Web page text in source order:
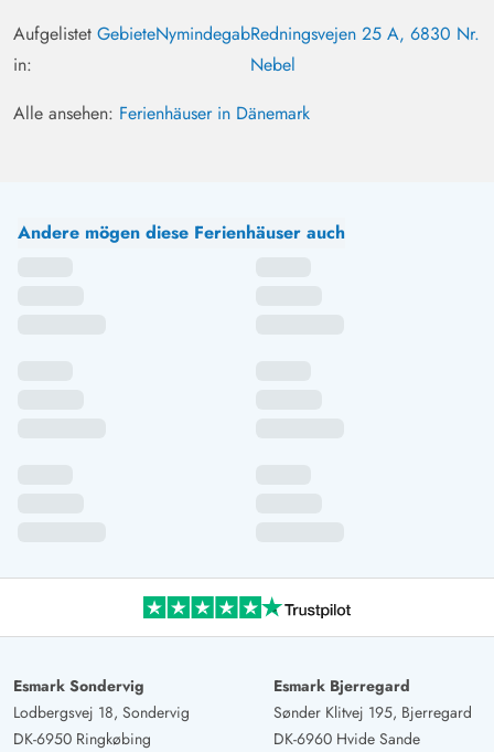
Aufgelistet
in:
GebieteNymindegabRedningsvejen 25 A, 6830 Nr.
Nebel
Alle ansehen: Ferienhäuser in Dänemark
Andere mögen diese Ferienhäuser auch
Esmark Sondervig
Lodbergsvej 18, Sondervig
DK-6950 Ringkøbing
Esmark Bjerregard
Sønder Klitvej 195, Bjerregard
DK-6960 Hvide Sande